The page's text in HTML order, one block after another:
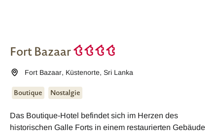
Fort Bazaar
Fort Bazaar, Küstenorte,Sri Lanka
Boutique Nostalgie
Das Boutique-Hotel befindet sich im Herzen des
historischen Galle Forts in einem restaurierten Gebäude